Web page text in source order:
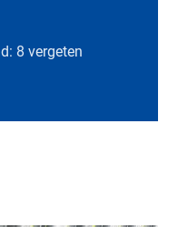
8 vergeten